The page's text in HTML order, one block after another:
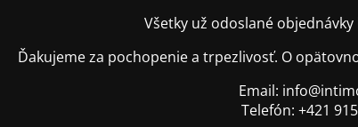
Všetky už odoslané
Ďakujeme za pochopenie a trpezlivosť. O
Email:
Telefón: +421